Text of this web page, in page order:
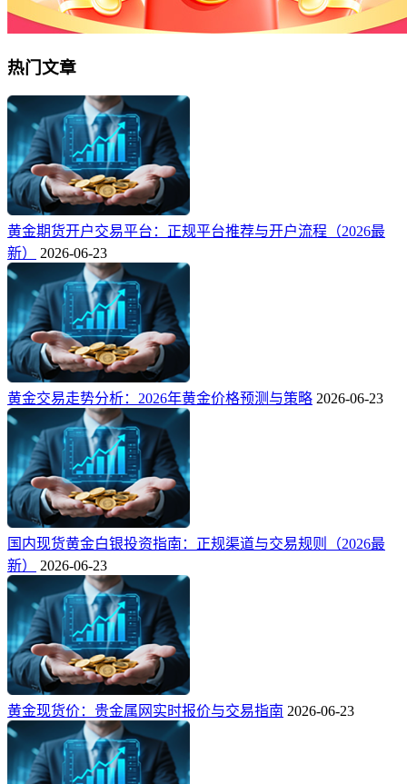
热门文章
黄金期货开户交易平台：正规平台推荐与开户流程（2026最
新）
2026-06-23
黄金交易走势分析：2026年黄金价格预测与策略 2026-06-23
国内现货黄金白银投资指南：正规渠道与交易规则（2026最
新）
2026-06-23
黄金现货价：贵金属网实时报价与交易指南 2026-06-23